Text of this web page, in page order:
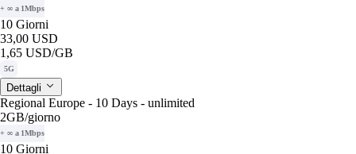
+ ∞ a 1Mbps
10 Giorni
33,00 USD
1,65 USD/GB
5G
Dettagli
Regional Europe - 10 Days - unlimited
2GB/giorno
+ ∞ a 1Mbps
10 Giorni